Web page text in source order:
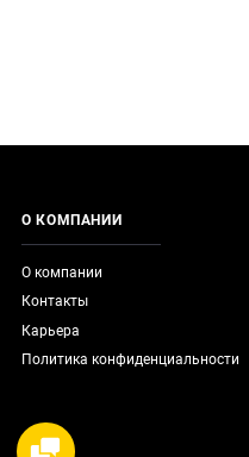
О КОМПАНИИ
О компании
Контакты
Карьера
Политика конфиденциальности